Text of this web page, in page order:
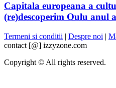
Capitala europeana a
(re)descoperim Oulu anul
Termeni si conditii | Despre noi |
contact [@] izzyzone.com
Copyright © All rights reserved.